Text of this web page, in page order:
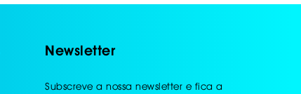
Newsletter
Subscreve a nossa newsletter e fica a